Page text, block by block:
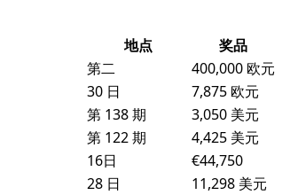
地点
奖品
第二
400,000 欧元
30 日
7,875 欧元
第 138 期
3,050 美元
第 122 期
4,425 美元
16日
€44,750
28 日
11,298 美元